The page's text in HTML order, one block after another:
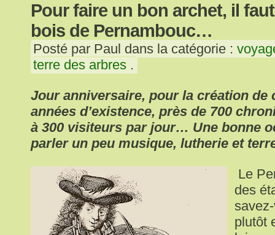
Pour faire un bon archet, il
bois de Pernambouc…
Posté par Paul dans la catégorie :
terre des arbres .
Jour anniversaire, pour la création
années d’existence, près de 700
à 300 visiteurs par jour… Une bonne
parler un peu musique, lutherie et
Le
des
plutôt